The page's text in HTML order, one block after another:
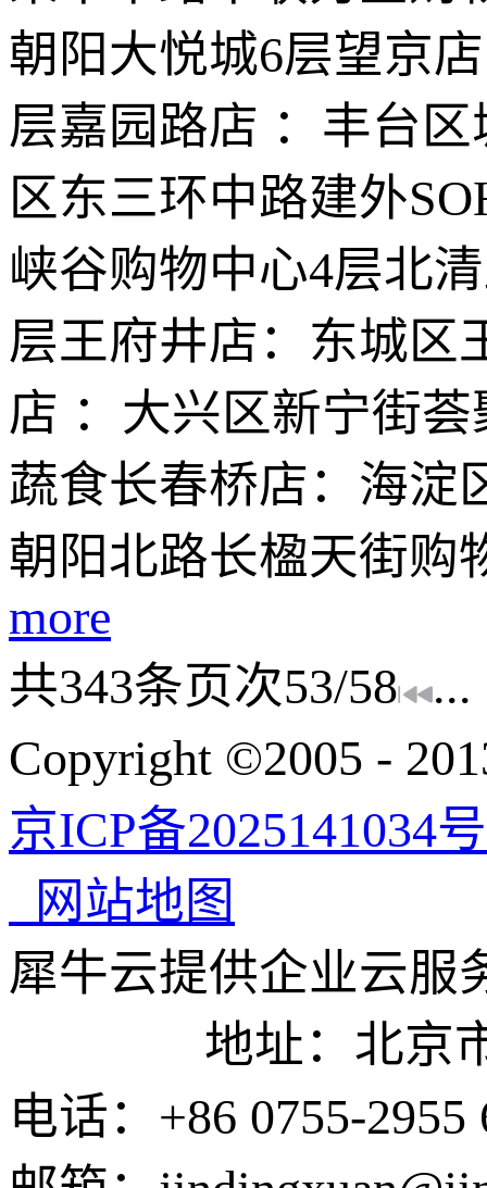
朝阳大悦城6层望京
层嘉园路店 ：丰台
区东三环中路建外
峡谷购物中心4层北
层王府井店：东城区
店 ：大兴区新宁街荟
蔬食长春桥店：海淀
朝阳北路长楹天街购
more
共343条页次53/58
...
Copyright ©2005 -
京ICP备2025141034
网站地图
犀牛云提供企业云服
地址：北京市东
电话：+86 0755-2955